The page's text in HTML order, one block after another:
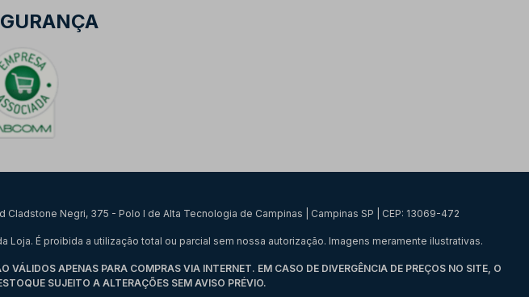
Cladstone Negri, 375 - Polo I de Alta Tecnologia de Campinas | Campinas SP | CEP: 13069-472
Loja. É proibida a utilização total ou parcial sem nossa autorização. Imagens meramente ilustrativas.
APENAS PARA COMPRAS VIA INTERNET. EM CASO DE DIVERGÊNCIA DE PREÇOS NO SITE, O
SUJEITO A ALTERAÇÕES SEM AVISO PRÉVIO.